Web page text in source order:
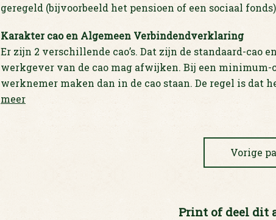
geregeld (bijvoorbeeld het pensioen of een sociaal
Karakter cao en Algemeen Verbindendverklaring
Er zijn 2 verschillende cao’s. Dat zijn de standaard-cao
werkgever van de cao mag afwijken. Bij een minimum-
werknemer maken dan in de cao staan. De regel is dat
meer
Vorige
Print of deel dit